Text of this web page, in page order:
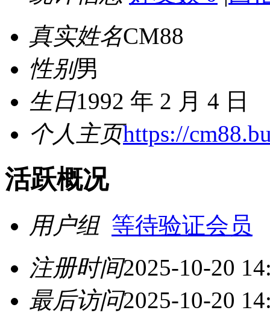
真实姓名CM88
性别男
生日1992 年 2 月 4 日
个人主页https://
活跃概况
用户组 等待验证会员
注册时间2025-10-20
最后访问2025-10-20